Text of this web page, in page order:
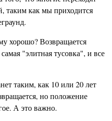
таким как мы приходится
хорошо? Возвращается
"элитная тусовка", и все
таким, как 10 или 20 лет
но положение
А это важно.